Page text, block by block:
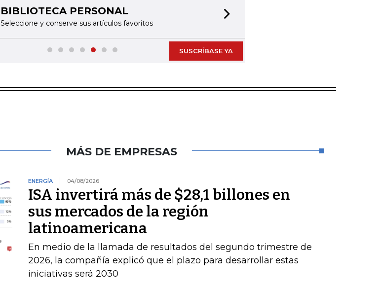
BIBLIOTECA PERSONAL
Seleccione y conserve sus artículos favoritos
SUSCRÍBASE YA
MÁS DE EMPRESAS
ENERGÍA 04/08/2026
ISA invertirá más de $28,1 billones en
sus mercados de la región
latinoamericana
En medio de la llamada de resultados del segundo trimestre de
2026, la compañía explicó que el plazo para desarrollar estas
iniciativas será 2030